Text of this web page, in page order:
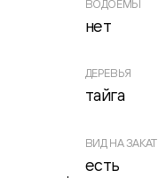
ВОДОЁМЫ
нет
ДЕРЕВЬЯ
тайга
ВИД НА ЗАКАТ
есть